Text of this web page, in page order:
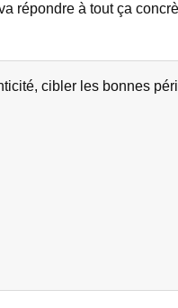
répondre à tout ça
cibler les bonnes